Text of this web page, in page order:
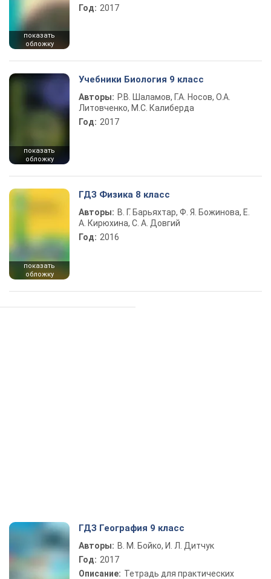
показать
обложку
Год: 2017
показать
обложку
Учебники Биология 9 класс
Авторы: Р.В. Шаламов, Г.А. Носов, О.А.
Литовченко, М.С. Калиберда
Год: 2017
показать
обложку
ГДЗ Физика 8 класс
Авторы: В. Г. Барьяхтар, Ф. Я. Божинова, Е.
А. Кирюхина, С. А. Довгий
Год: 2016
ГДЗ География 9 класс
Авторы: В. М. Бойко, И. Л. Дитчук
Год: 2017
Описание: Тетрадь для практических